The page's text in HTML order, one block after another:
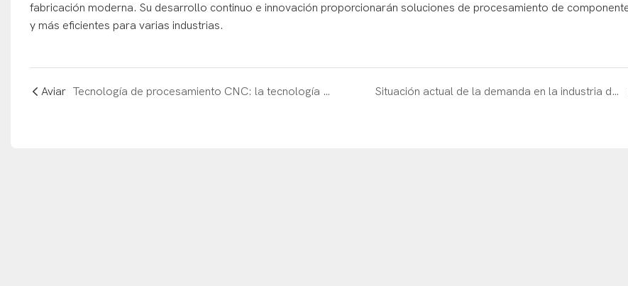
fabricación moderna. Su desarrollo continuo e innovación proporcionarán soluciones de procesamiento de
y más eficientes para varias industrias.
Aviar Tecnología de procesamiento CNC: la tecnología central para la personalización de hardware de precisión Situación actual de la demanda en la industria de la belleza con rodillos de belleza